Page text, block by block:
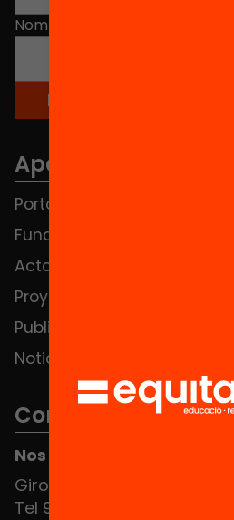
Nombre
Apartados
Portada
Fundación
Actos
Proyectos
Publicaciones y vídeos
Noticias
Contacto
Nos puedes encontrar en
Girona 34, interior 08010
Tel 934 588 700